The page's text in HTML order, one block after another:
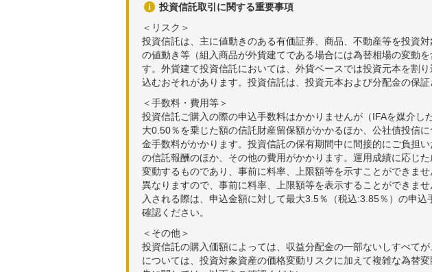
投資信託取引に関する重要事項
＜リスク＞
投資信託は、主に値動きのある有価証券、商品、不動産等を投資
の値動き等（組入商品が外貨建てである場合には為替相場の変動
す。外貨建て投資信託においては、外貨ベースでは投資元本を割
込むおそれがあります。投資信託は、投資元本および分配金の保証
＜手数料・費用等＞
投資信託ご購入の際の申込手数料はかかりませんが（IFAを媒介
大0.50％を乗じた額の信託財産留保額がかかるほか、公社債投信
金手数料がかかります。投資信託の保有期間中に間接的にご負担
の信託報酬のほか、その他の費用がかかります。運用成績に応じ
変動するものであり、事前に料率、上限額等を示すことができま
異なりますので、事前に料率、上限額等を表示することができま
入される際は、申込金額に対して最大3.5％（税込:3.85％）の申
確認ください。
＜その他＞
投資信託の購入価額によっては、収益分配金の一部ないしすべて
については、投資対象資産の価格変動リスクに加えて複雑な為替